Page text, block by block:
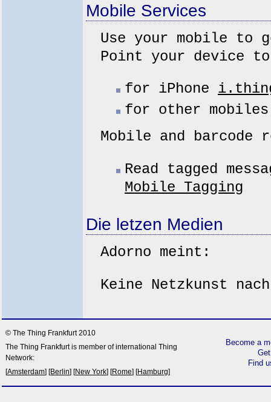
Mobile Services
Use your mobile to
Point your device
for iPhone
for other
Mobile and barcode
Read tagged
Mobile Tagging
Die letzen Medien
Adorno meint:
Keine Netzkunst
© The Thing Frankfurt 2010
The Thing Frankfurt is member of international Thing
Network:
[Amsterdam] [Berlin] [New York] [Rome] [Hamburg]
Become a
Find